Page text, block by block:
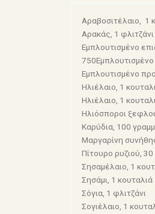
Αραβοσιτέλαιο, 1
Αρακάς, 1 φλιτζάνι
Εμπλουτισμένο
Εμπλουτισμένο
Ηλιέλαιο, 1
Ηλιέλαιο, 1
Ηλιόσποροι
Καρύδια, 100
Μαργαρίνη
Πίτουρο ρυζιού, 30
Σησαμέλαιο, 1
Σησάμι, 1 κουταλιά
Σόγια, 1 φλιτζάνι
Σογιέλαιο, 1